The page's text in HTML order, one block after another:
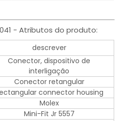
- Atributos do produto:
descrever
Conector, dispositivo de
interligação
Conector retangular
connector housing
Molex
Mini-Fit Jr 5557